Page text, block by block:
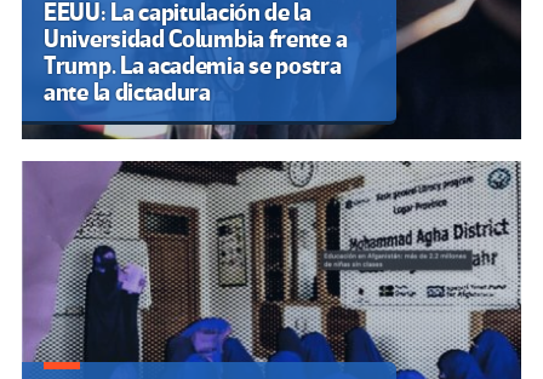
EEUU: La capitulación de la
Universidad Columbia frente a
Trump. La academia se postra
ante la dictadura